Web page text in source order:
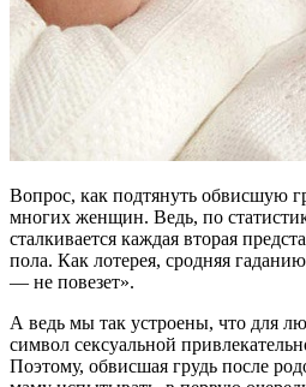
Вопрос, как подтянуть обвисшую
многих женщин. Ведь, по
сталкивается каждая вторая
пола. Как лотерея, сродняя
— не повезет».
А ведь мы так устроены, что для
символ сексуальной
Поэтому, обвисшая грудь после